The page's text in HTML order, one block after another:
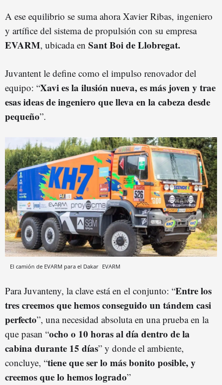
A ese equilibrio se suma ahora Xavier Ribas, ingeniero
y artífice del sistema de propulsión con su empresa
EVARM, ubicada en Sant Boi de Llobregat.
Juvantent le define como el impulso renovador del
equipo: “Xavi es la ilusión nueva, es más joven y trae
esas ideas de ingeniero que lleva en la cabeza desde
pequeño”.
El camión de EVARM para el Dakar EVARM
Para Juvanteny, la clave está en el conjunto: “Entre los
tres creemos que hemos conseguido un tándem casi
perfecto”, una necesidad absoluta en una prueba en la
que pasan “ocho o 10 horas al día dentro de la
cabina durante 15 días” y donde el ambiente,
concluye, “tiene que ser lo más bonito posible, y
creemos que lo hemos logrado”